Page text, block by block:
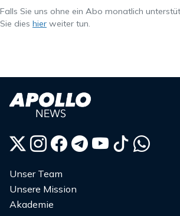
Falls Sie uns ohne ein Abo monatlich
Sie dies hier weiter tun.
Unser Team
Unsere Mission
Akademie